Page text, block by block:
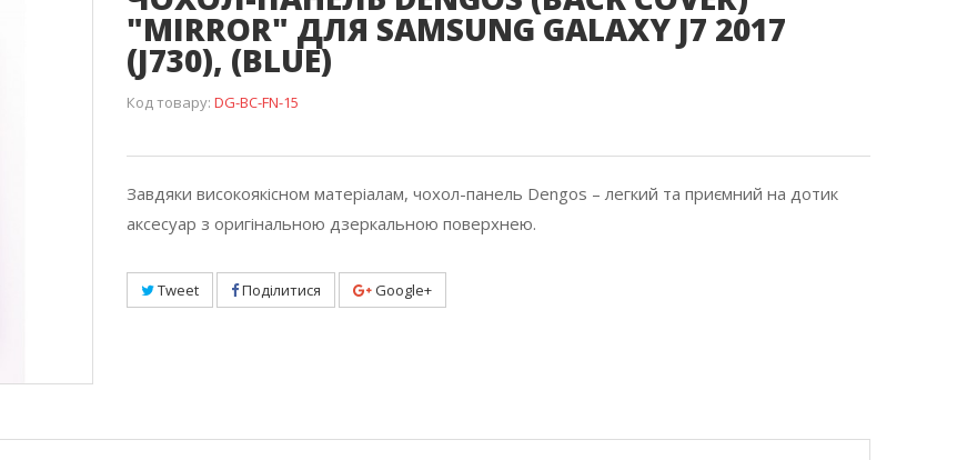
"MIRROR" ДЛЯ SAMSUNG GALAXY J7 2017
(J730), (BLUE)
Код товару: DG-BC-FN-15
Завдяки високоякісном матеріалам, чохол-панель Dengos – легкий та приємний на дотик
аксесуар з оригінальною дзеркальною поверхнею.
Tweet Поділитися Google+